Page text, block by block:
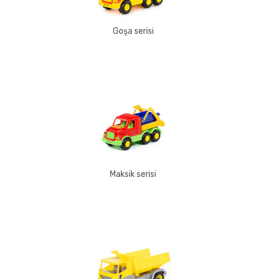
Goşa serisi
Maksik serisi